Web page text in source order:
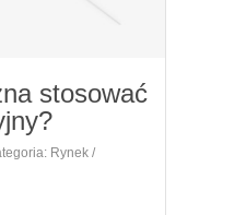
stosować
Rynek /